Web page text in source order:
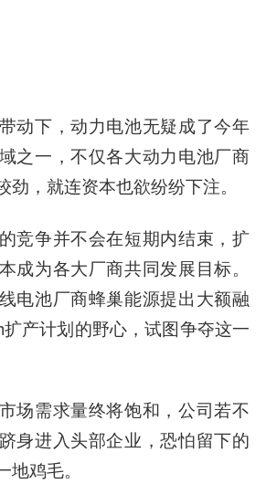
动下，动力电池无疑成了今年
之一，不仅各大动力电池厂商
劲，就连资本也欲纷纷下注。
竞争并不会在短期内结束，扩
成为各大厂商共同发展目标。
电池厂商蜂巢能源提出大额融
产计划的野心，试图争夺这一
场需求量终将饱和，公司若不
身进入头部企业，恐怕留下的
鸡毛。